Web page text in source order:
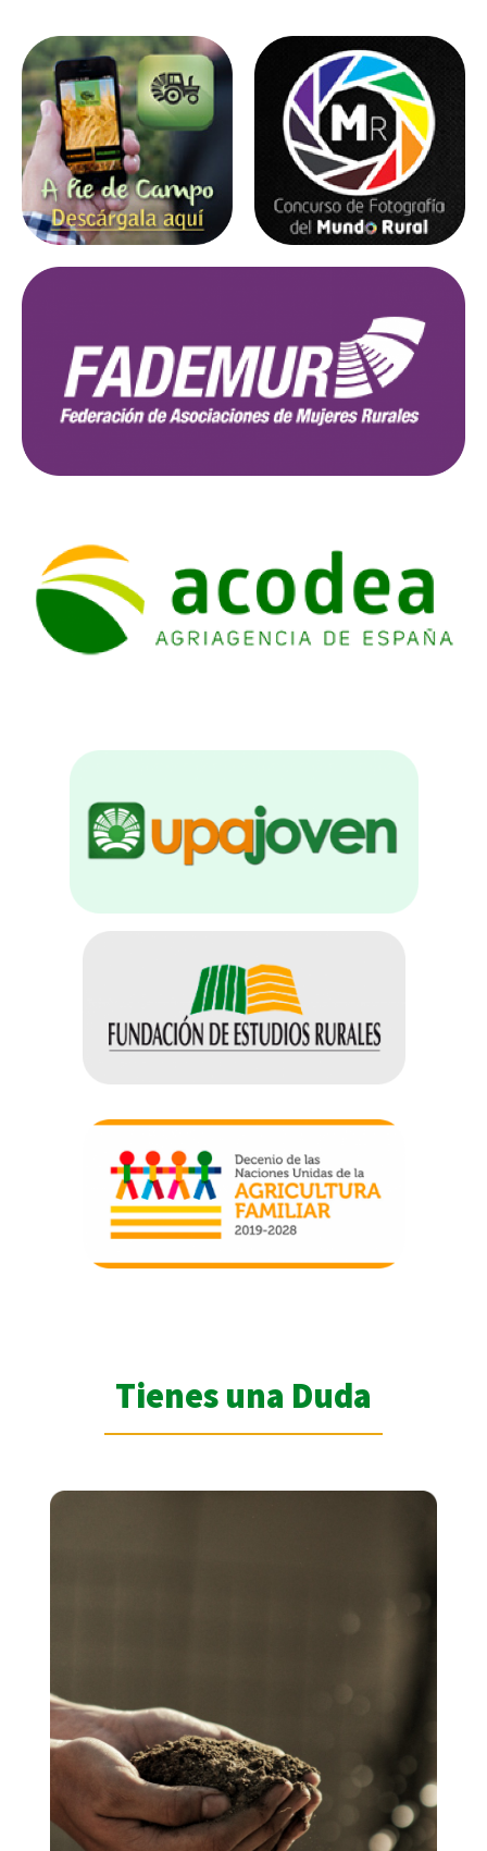
Tienes una Duda